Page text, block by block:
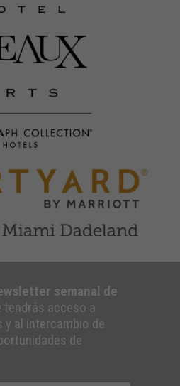
semanal de
tendrás acceso a
al intercambio de
de